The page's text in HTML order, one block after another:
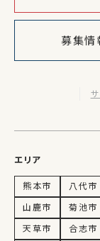
募集情
エリア
熊本市 八代市
山鹿市
菊池市
天草市
合志市